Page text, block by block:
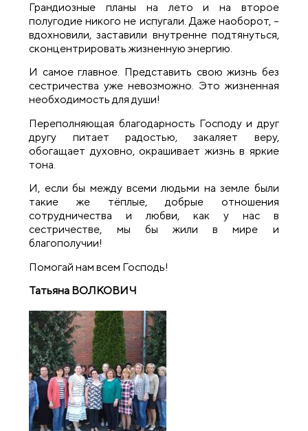
Грандиозные планы на лето и на второе
полугодие никого не испугали. Даже наоборот, –
вдохновили, заставили внутренне подтянуться,
сконцентрировать жизненную энергию.
И самое главное. Представить свою жизнь без
сестричества уже невозможно. Это жизненная
необходимость для души!
Переполняющая благодарность Господу и друг
другу питает радостью, закаляет веру,
обогащает духовно, окрашивает жизнь в яркие
тона.
И, если бы между всеми людьми на земле были
такие же тёплые, добрые отношения
сотрудничества и любви, как у нас в
сестричестве, мы бы жили в мире и
благополучии!
Помогай нам всем Господь!
Татьяна ВОЛКОВИЧ